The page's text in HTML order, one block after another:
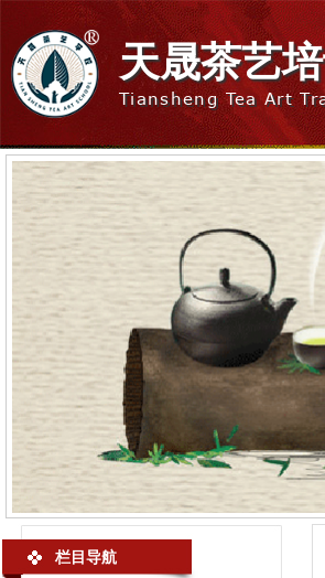
天晟茶艺
Tiansheng Tea Art
栏目导航